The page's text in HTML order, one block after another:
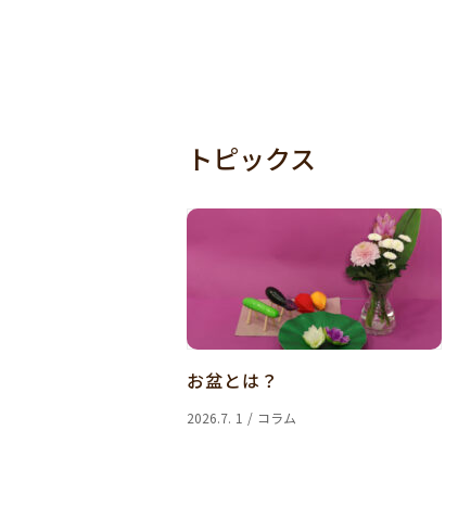
トピックス
お盆とは？
2026.7. 1 / コラム